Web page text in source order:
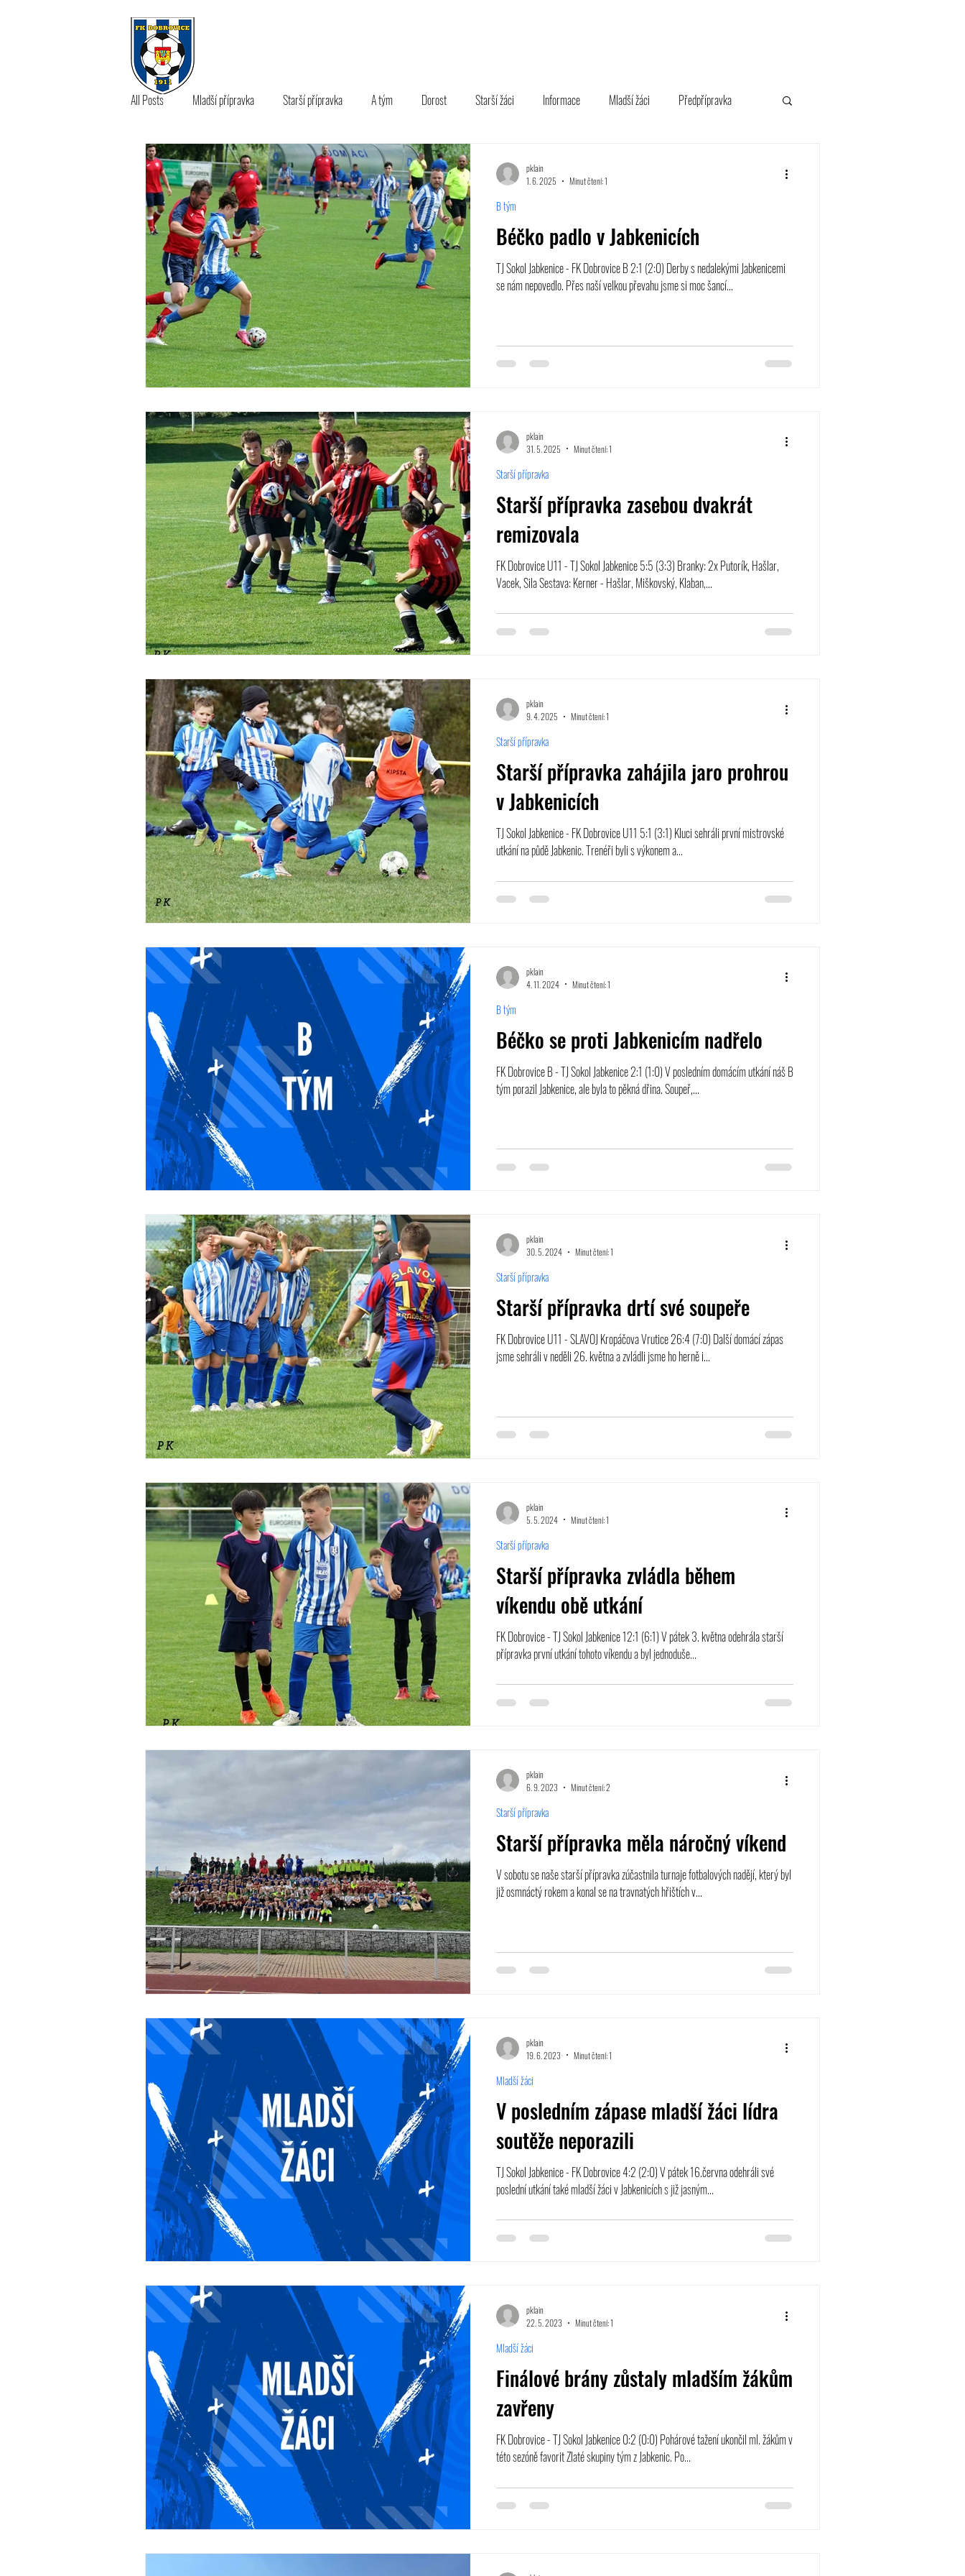
All Posts Mladší přípravka Starší přípravka A tým Dorost Starší žáci Informace Mladší žáci Předpřípravka
B tým
Béčko padlo v Jabkenicích
TJ Sokol Jabkenice - FK Dobrovice B 2:1 (2:0) Derby s nedalekými Jabkenicemi
se nám nepovedlo. Přes naší velkou převahu jsme si moc šancí...
B tým
pklain
1. 6. 2025
Minut čtení: 1
Starší přípravka zasebou dvakrát
remizovala
FK Dobrovice U11 - TJ Sokol Jabkenice 5:5 (3:3) Branky: 2x Putorík, Hašlar,
Vacek, Sila Sestava: Kerner - Hašlar, Miškovský, Klaban,...
Starší přípravka
pklain
31. 5. 2025
Minut čtení: 1
Starší přípravka zahájila jaro prohrou
v Jabkenicích
TJ Sokol Jabkenice - FK Dobrovice U11 5:1 (3:1) Kluci sehráli první mistrovské
utkání na půdě Jabkenic. Trenéři byli s výkonem a...
Starší přípravka
pklain
9. 4. 2025
Minut čtení: 1
Béčko se proti Jabkenicím nadřelo
FK Dobrovice B - TJ Sokol Jabkenice 2:1 (1:0) V posledním domácím utkání náš B
tým porazil Jabkenice, ale byla to pěkná dřina. Soupeř,...
B tým
pklain
4. 11. 2024
Minut čtení: 1
Starší přípravka drtí své soupeře
FK Dobrovice U11 - SLAVOJ Kropáčova Vrutice 26:4 (7:0) Další domácí zápas
jsme sehráli v neděli 26. května a zvládli jsme ho herně i...
Starší přípravka
pklain
30. 5. 2024
Minut čtení: 1
Starší přípravka zvládla během
víkendu obě utkání
FK Dobrovice - TJ Sokol Jabkenice 12:1 (6:1) V pátek 3. května odehrála starší
přípravka první utkání tohoto víkendu a byl jednoduše...
Starší přípravka
pklain
5. 5. 2024
Minut čtení: 1
Starší přípravka měla náročný víkend
V sobotu se naše starší přípravka zúčastnila turnaje fotbalových nadějí, který byl
již osmnáctý rokem a konal se na travnatých hřištích v...
Starší přípravka
pklain
6. 9. 2023
Minut čtení: 2
V posledním zápase mladší žáci lídra
soutěže neporazili
TJ Sokol Jabkenice - FK Dobrovice 4:2 (2:0) V pátek 16.června odehráli své
poslední utkání také mladší žáci v Jabkenicích s již jasným...
Mladší žáci
pklain
19. 6. 2023
Minut čtení: 1
Finálové brány zůstaly mladším žákům
zavřeny
FK Dobrovice - TJ Sokol Jabkenice 0:2 (0:0) Pohárové tažení ukončil ml. žákům v
této sezóně favorit Zlaté skupiny tým z Jabkenic. Po...
Mladší žáci
pklain
22. 5. 2023
Minut čtení: 1